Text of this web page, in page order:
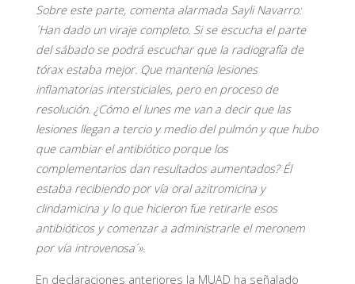
Sobre este parte, comenta alarmada Sayli Navarro:
´Han dado un viraje completo. Si se escucha el parte
del sábado se podrá escuchar que la radiografía de
tórax estaba mejor. Que mantenía lesiones
inflamatorias intersticiales, pero en proceso de
resolución. ¿Cómo el lunes me van a decir que las
lesiones llegan a tercio y medio del pulmón y que hubo
que cambiar el antibiótico porque los
complementarios dan resultados aumentados? Él
estaba recibiendo por vía oral azitromicina y
clindamicina y lo que hicieron fue retirarle esos
antibióticos y comenzar a administrarle el meronem
por vía introvenosa´».
En declaraciones anteriores la MUAD ha señalado